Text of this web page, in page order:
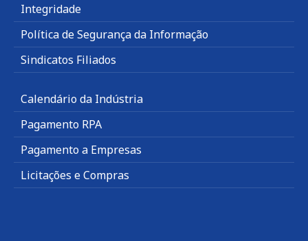
Integridade
Política de Segurança da Informação
Sindicatos Filiados
Calendário da Indústria
Pagamento RPA
Pagamento a Empresas
Licitações e Compras